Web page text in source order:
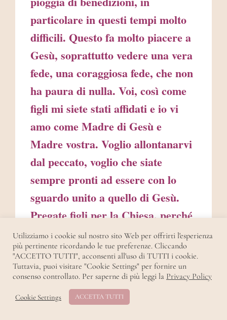
particolare in questi tempi molto
difficili. Questo fa molto piacere a
Gesù, soprattutto vedere una vera
fede, una coraggiosa fede, che non
ha paura di nulla. Voi, così come
figli mi siete stati affidati e io vi
amo come Madre di Gesù e
Madre vostra. Voglio allontanarvi
dal peccato, voglio che siate
sempre pronti ad essere con lo
sguardo unito a quello di Gesù.
Pregate figli per la Chiesa, perché
purtroppo le minacce sono
dall’interno. Ricordate che sarete
perseguitati così come lo è stato
mio Figlio. Sarete chiamati pazzi
così come è stato detto a mio
Utilizziamo i cookie sul nostro sito Web per offrirti l'esperienza
più pertinente ricordando le tue preferenze. Cliccando
"ACCETTO TUTTI", acconsenti all'uso di TUTTI i cookie.
Tuttavia, puoi visitare "Cookie Settings" per fornire un
consenso controllato. Per saperne di più leggi la Privacy Policy
Cookie Settings ACCETTA TUTTI